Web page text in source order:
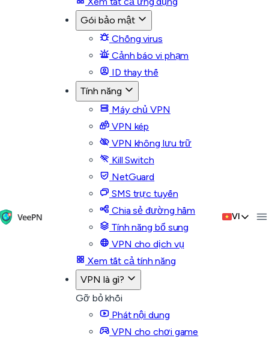
Gói bảo mật
Chống virus
Cảnh báo vi phạm
ID thay thế
Tính năng
Máy chủ VPN
VPN kép
VPN không lưu trữ
Kill Switch
NetGuard
SMS trực tuyến
Chia sẻ đường hầm
Tính năng bổ sung
VPN cho dịch vụ
Xem tất cả tính năng
VPN là gì?
Gỡ bỏ khối
Phát nội dung
VPN cho chơi game
VI